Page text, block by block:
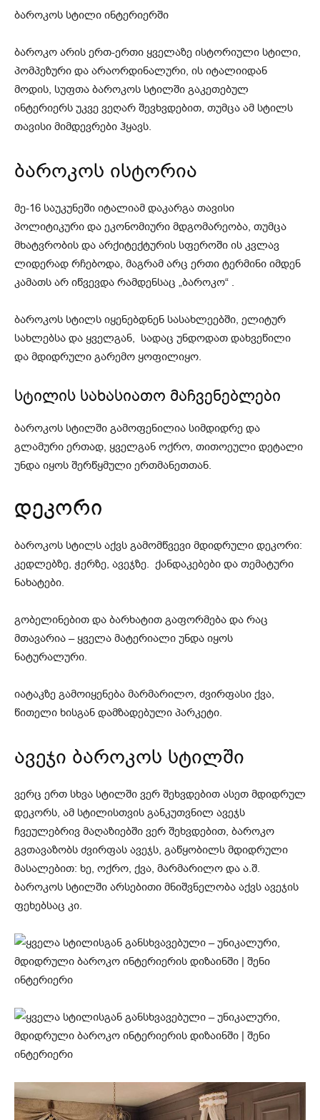
ბაროკოს სტილი ინტერიერში
ბაროკო არის ერთ-ერთი ყველაზე ისტორიული სტილი,
პომპეზური და არაორდინალური, ის იტალიიდან
მოდის, სუფთა ბაროკოს სტილში გაკეთებულ
ინტერიერს უკვე ვეღარ შევხვდებით, თუმცა ამ სტილს
თავისი მიმდევრები ჰყავს.
ბაროკოს ისტორია
მე-16 საუკუნეში იტალიამ დაკარგა თავისი
პოლიტიკური და ეკონომიური მდგომარეობა, თუმცა
მხატვრობის და არქიტექტურის სფეროში ის კვლავ
ლიდერად რჩებოდა, მაგრამ არც ერთი ტერმინი იმდენ
კამათს არ იწვევდა რამდენსაც „ბაროკო“ .
ბაროკოს სტილს იყენებდნენ სასახლეებში, ელიტურ
სახლებსა და ყველგან, სადაც უნდოდათ დახვეწილი
და მდიდრული გარემო ყოფილიყო.
სტილის სახასიათო მაჩვენებლები
ბაროკოს სტილში გამოფენილია სიმდიდრე და
გლამური ერთად, ყველგან ოქრო, თითოეული დეტალი
უნდა იყოს შერწყმული ერთმანეთთან.
დეკორი
ბაროკოს სტილს აქვს გამომწვევი მდიდრული დეკორი:
კედლებზე, ჭერზე, ავეჯზე. ქანდაკებები და თემატური
ნახატები.
გობელინებით და ბარხატით გაფორმება და რაც
მთავარია – ყველა მატერიალი უნდა იყოს
ნატურალური.
იატაკზე გამოიყენება მარმარილო, ძვირფასი ქვა,
წითელი ხისგან დამზადებული პარკეტი.
ავეჯი ბაროკოს სტილში
ვერც ერთ სხვა სტილში ვერ შეხვდებით ასეთ მდიდრულ
დეკორს, ამ სტილისთვის განკუთვნილ ავეჯს
ჩვეულებრივ მაღაზიებში ვერ შეხვდებით, ბაროკო
გვთავაზობს ძვირფას ავეჯს, გაწყობილს მდიდრული
მასალებით: ხე, ოქრო, ქვა, მარმარილო და ა.შ.
ბაროკოს სტილში არსებითი მნიშვნელობა აქვს ავეჯის
ფეხებსაც კი.